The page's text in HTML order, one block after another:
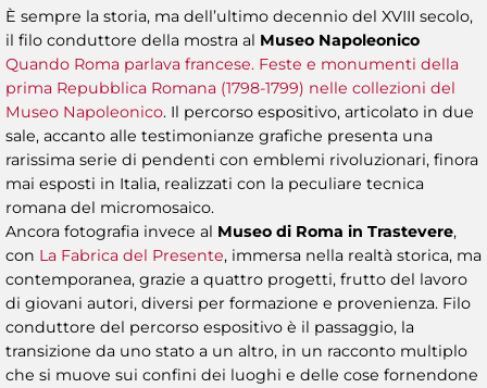
È sempre la storia, ma dell’ultimo decennio del XVIII secolo,
il filo conduttore della mostra al Museo Napoleonico
Quando Roma parlava francese. Feste e monumenti della
prima Repubblica Romana (1798-1799) nelle collezioni del
Museo Napoleonico. Il percorso espositivo, articolato in due
sale, accanto alle testimonianze grafiche presenta una
rarissima serie di pendenti con emblemi rivoluzionari, finora
mai esposti in Italia, realizzati con la peculiare tecnica
romana del micromosaico.
Ancora fotografia invece al Museo di Roma in Trastevere,
con La Fabrica del Presente, immersa nella realtà storica, ma
contemporanea, grazie a quattro progetti, frutto del lavoro
di giovani autori, diversi per formazione e provenienza. Filo
conduttore del percorso espositivo è il passaggio, la
transizione da uno stato a un altro, in un racconto multiplo
che si muove sui confini dei luoghi e delle cose fornendone